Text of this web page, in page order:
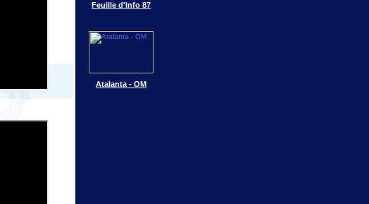
Feuille d'Info 87
Atalanta - OM